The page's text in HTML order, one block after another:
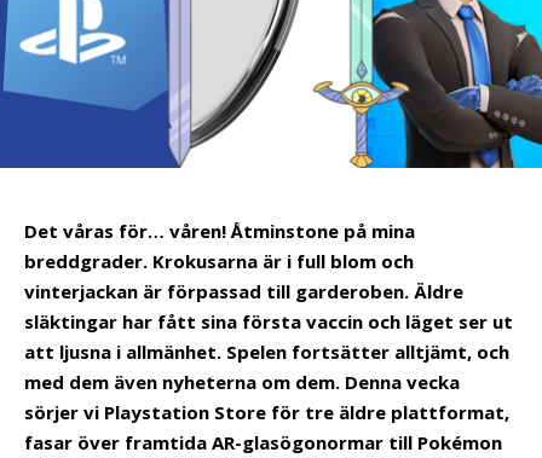
Det våras för… våren! Åtminstone på mina
breddgrader. Krokusarna är i full blom och
vinterjackan är förpassad till garderoben. Äldre
släktingar har fått sina första vaccin och läget ser ut
att ljusna i allmänhet. Spelen fortsätter alltjämt, och
med dem även nyheterna om dem. Denna vecka
sörjer vi Playstation Store för tre äldre plattformat,
fasar över framtida AR-glasögonormar till Pokémon